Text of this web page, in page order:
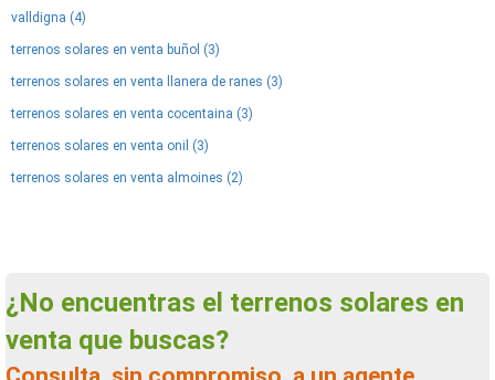
valldigna (4)
terrenos solares en venta buñol (3)
terrenos solares en venta llanera de ranes (3)
terrenos solares en venta cocentaina (3)
terrenos solares en venta onil (3)
terrenos solares en venta almoines (2)
¿No encuentras el terrenos solares en
venta que buscas?